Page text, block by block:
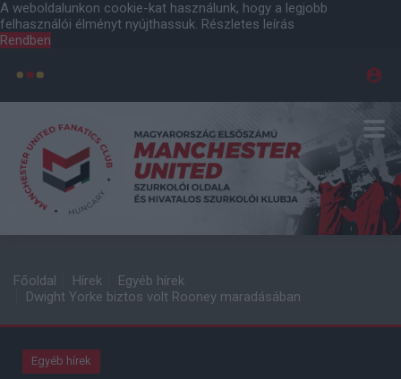
A weboldalunkon cookie-kat használunk, hogy a legjobb
felhasználói élményt nyújthassuk. Részletes leírás
Rendben
Főoldal Hírek
Egyéb hírek
Dwight Yorke biztos volt Rooney maradásában
Egyéb hírek